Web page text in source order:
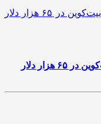
تغییرات قیمتی ۱۰ ارز دیجیتالی بزرگ/ بیت‌کوین در ۶۵ هزار دلار